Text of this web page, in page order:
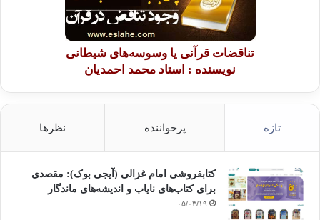
تناقضات قرآنی یا وسوسه‌های شیطانی
نویسنده : استاد محمد احمدیان
تازه پرخواننده نظرها
کتابفروشی امام غزالی (آیجی بوک): مقصدی
برای کتاب‌های نایاب و اندیشه‌های ماندگار
۰۵/۰۳/۱۹